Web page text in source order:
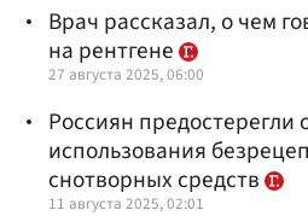
Врач рассказал, о чем
на рентгене
27 августа 2025, 06:00
Россиян предостерегли
использования
снотворных средств
11 августа 2025, 02:01